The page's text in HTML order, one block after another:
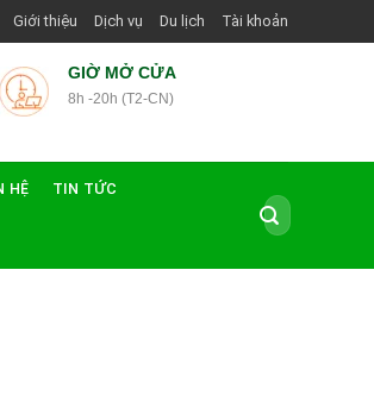
Giá Tốt Nhất
Giới thiệu Dịch vụ Du lịch Tài khoản
GIỜ MỞ CỬA
8h -20h (T2-CN)
HỆ TIN TỨC
Tìm
kiếm: